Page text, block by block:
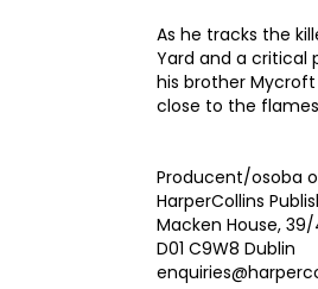
As he tracks the
Yard and a critical
his brother
close to the
Producent/osoba
HarperCollins
Macken House, 39/
D01 C9W8 Dublin